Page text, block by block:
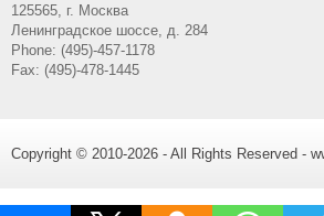
125565, г. Москва
Ленинградское шоссе, д. 284
Phone: (495)-457-1178
Fax: (495)-478-1445
Copyright © 2010-2026 - All Rights Reserved -